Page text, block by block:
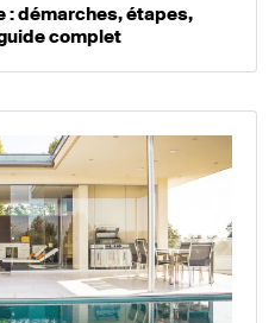
: démarches, étapes,
complet